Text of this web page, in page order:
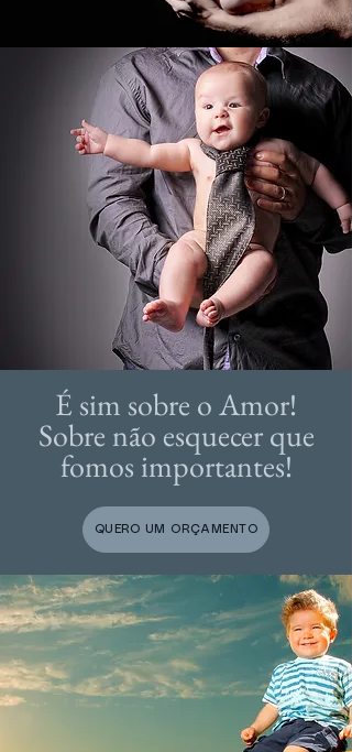
É sim sobre o Amor!
Sobre não esquecer que
fomos importantes!
QUERO UM ORÇAMENTO